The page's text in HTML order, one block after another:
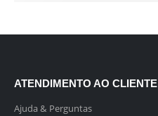
ATENDIMENTO AO CLIENTE
Ajuda & Perguntas